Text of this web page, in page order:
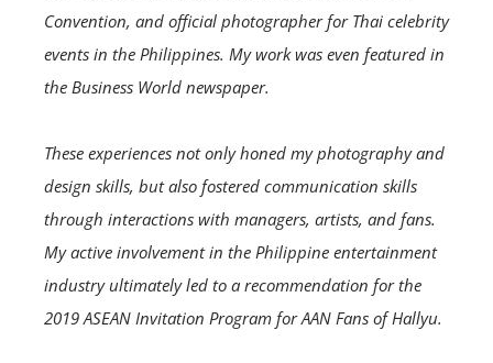
Convention, and official photographer for Thai celebrity
events in the Philippines. My work was even featured in
the Business World newspaper.
These experiences not only honed my photography and
design skills, but also fostered communication skills
through interactions with managers, artists, and fans.
My active involvement in the Philippine entertainment
industry ultimately led to a recommendation for the
2019 ASEAN Invitation Program for AAN Fans of Hallyu.